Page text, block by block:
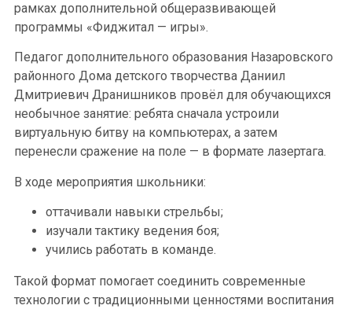
рамках дополнительной общеразвивающей
программы «Фиджитал — игры».
Педагог дополнительного образования Назаровского
районного Дома детского творчества Даниил
Дмитриевич Дранишников провёл для обучающихся
необычное занятие: ребята сначала устроили
виртуальную битву на компьютерах, а затем
перенесли сражение на поле — в формате лазертага.
В ходе мероприятия школьники:
оттачивали навыки стрельбы;
изучали тактику ведения боя;
учились работать в команде.
Такой формат помогает соединить современные
технологии с традиционными ценностями воспитания